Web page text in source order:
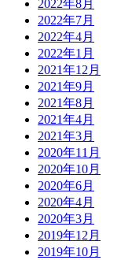
2022年8月
2022年7月
2022年4月
2022年1月
2021年12月
2021年9月
2021年8月
2021年4月
2021年3月
2020年11月
2020年10月
2020年6月
2020年4月
2020年3月
2019年12月
2019年10月